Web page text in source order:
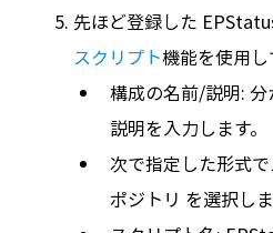
先ほど登録した
スクリプト機能を使用し
構成の名前/説明:
説明を入力します。
次で指定した形式
ポジトリ を選択しま